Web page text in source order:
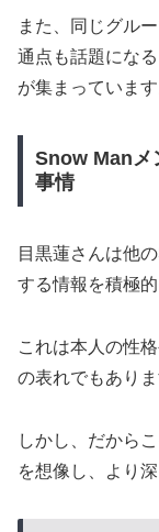
また、同じグル
通点も話題にな
が集まっています
Snow Manメ
事情
目黒蓮さんは他
する情報を積極
これは本人の性
の表れでもありま
しかし、だから
を想像し、より